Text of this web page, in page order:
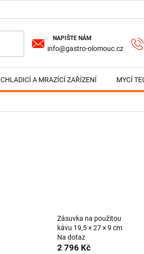
info@gastro-olomouc.cz
CHLADICÍ A MRAZÍCÍ ZAŘÍZENÍ MYCÍ
Zásuvka na použitou
kávu 19,5 × 27 × 9 cm
Na dotaz
2 796 Kč